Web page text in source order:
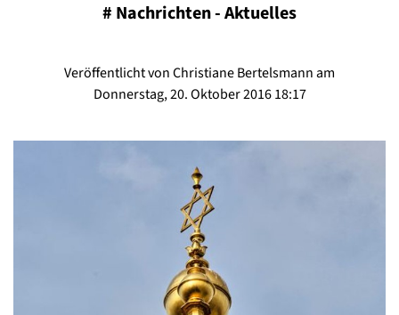
# Nachrichten - Aktuelles
Veröffentlicht von Christiane Bertelsmann am
Donnerstag, 20. Oktober 2016 18:17